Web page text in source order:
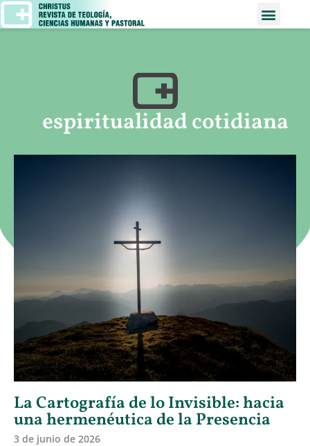
espiritualidad cotidiana
La Cartografía de lo Invisible: hacia
una hermenéutica de la Presencia
3 de junio de 2026